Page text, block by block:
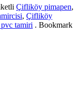
Çifliköy pimapen,
, Çifliköy
tamiri . Bookmark